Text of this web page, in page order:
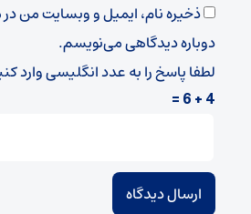
ذخیره نام، ایمیل و وبسایت من در
دوباره دیدگاهی می‌نویسم.
لطفا پاسخ را به عدد انگلیسی وارد
4 + 6 =